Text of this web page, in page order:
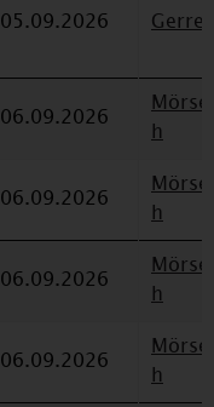
05.09.2026
06.09.2026
h
06.09.2026
h
06.09.2026
h
06.09.2026
h